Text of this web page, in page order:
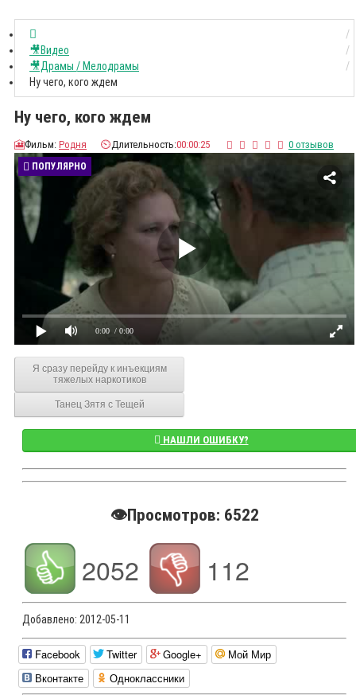
🎥Видео
🎥Драмы / Мелодрамы
Ну чего, кого ждем
Ну чего, кого ждем
🎦Фильм: Родня ⏲️Длительность:00:00:25 0 отзывов
ПОПУЛЯРНО
0:00 / 0:00
Я сразу перейду к инъекциям
тяжелых наркотиков
Танец Зятя с Тещей
НАШЛИ ОШИБКУ?
👁️Просмотров: 6522
2052 112
Добавлено: 2012-05-11
Facebook Twitter Google+
Мой Мир
Вконтакте
Одноклассники